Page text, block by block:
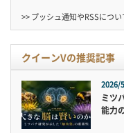
>> プッシュ通知やRSSにつ
クイーンVの推奨記事
2026/
ミツ
能力